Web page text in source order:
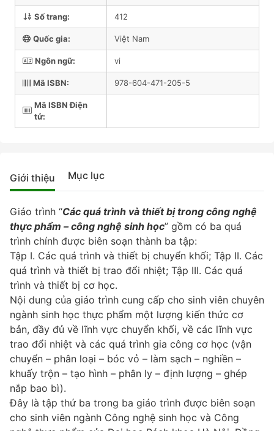
Số trang: 412
Quốc gia: Việt Nam
Ngôn ngữ: vi
Mã ISBN: 978-604-471-205-5
Mã ISBN Điện
tử:
Giới thiệu Mục lục
Giáo trình “Các quá trình và thiết bị trong công nghệ
thực phẩm – công nghệ sinh học” gồm có ba quá
trình chính được biên soạn thành ba tập:
Tập I. Các quá trình và thiết bị chuyển khối; Tập II. Các
quá trình và thiết bị trao đổi nhiệt; Tập III. Các quá
trình và thiết bị cơ học.
Nội dung của giáo trình cung cấp cho sinh viên chuyên
ngành sinh học thực phẩm một lượng kiến thức cơ
bản, đầy đủ về lĩnh vực chuyển khối, về các lĩnh vực
trao đổi nhiệt và các quá trình gia công cơ học (vận
chuyển – phân loại – bóc vỏ – làm sạch – nghiền –
khuấy trộn – tạo hình – phân ly – định lượng – ghép
nắp bao bì).
Đây là tập thứ ba trong ba giáo trình được biên soạn
cho sinh viên ngành Công nghệ sinh học và Công